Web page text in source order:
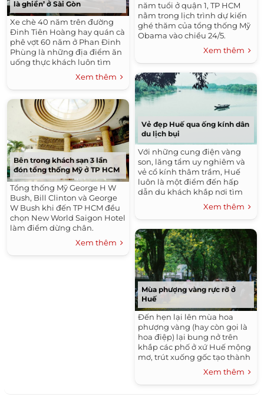
là ghiền’ ở Sài Gòn
Xe chè 40 năm trên đường
Đinh Tiên Hoàng hay quán cà
phê vợt 60 năm ở Phan Đinh
Phùng là những địa điểm ăn
uống thực khách luôn tìm
đến và thưởng thức.Xem thêm
Bên trong khách sạn 3 lần
đón tổng thống Mỹ ở TP HCM
Tổng thống Mỹ George H W
Bush, Bill Clinton và George
W Bush khi đến TP HCM đều
chọn New World Saigon Hotel
làm điểm dừng chân.
Xem thêm
năm tuổi ở quận 1, TP HCM
nằm trong lịch trình dự kiến
ghé thăm của tổng thống Mỹ
Obama vào chiều 24/5.
Xem thêm
Vẻ đẹp Huế qua ống kính dân
du lịch bụi
Với những cung điện vàng
son, lăng tẩm uy nghiêm và
vẻ cổ kính thâm trầm, Huế
luôn là một điểm đến hấp
dẫn du khách khắp nơi tìm
Xem thêm
Mùa phượng vàng rực rỡ ở
Huế
Đến hẹn lại lên mùa hoa
phượng vàng (hay còn gọi là
hoa điệp) lại bung nở trên
khắp các phố ở xứ Huế mộng
mơ, trút xuống gốc tạo thành
những thảm hoa khiến bất cứ
ai đi qua cũng bị thu hút.
Xem thêm